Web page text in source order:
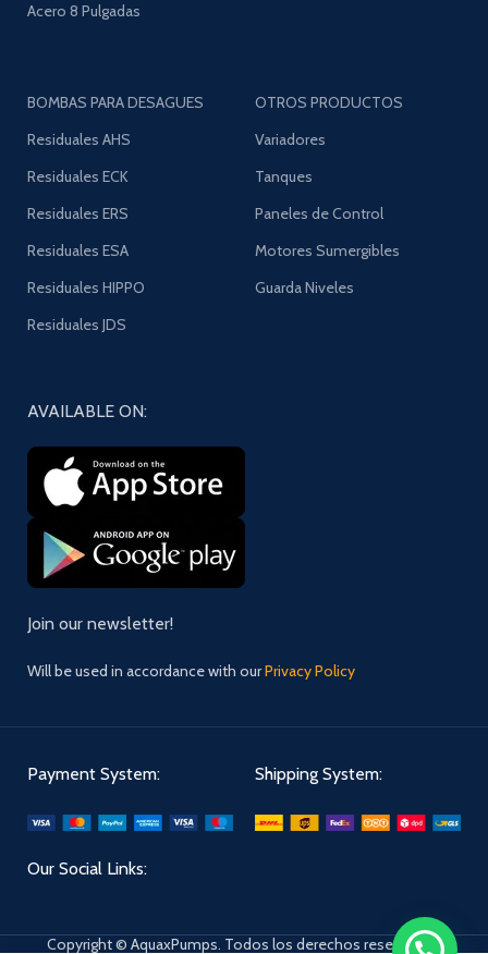
Acero 8 Pulgadas
BOMBAS PARA DESAGUES
Residuales AHS
Residuales ECK
Residuales ERS
Residuales ESA
Residuales HIPPO
Residuales JDS
OTROS PRODUCTOS
Variadores
Tanques
Paneles de Control
Motores Sumergibles
Guarda Niveles
AVAILABLE ON:
Join our newsletter!
Will be used in accordance with ourPrivacy Policy
Payment System: Shipping System:
Our Social Links:
Copyright © AquaxPumps. Todos los derechos reservados.